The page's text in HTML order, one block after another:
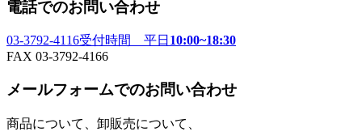
電話でのお問い合わせ
03-3792-4116受付時間 平日 10:00~18:30
FAX 03-3792-4166
メールフォームでのお問い合わせ
商品について、卸販売について、